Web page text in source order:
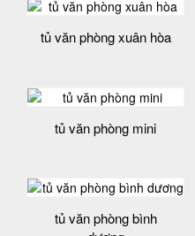
tủ văn phòng xuân hòa
tủ văn phòng mini
tủ văn phòng bình